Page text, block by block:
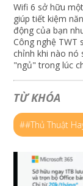
Wifi 6 sở hữu
giúp tiết kiệm
động của bạn
Công nghệ TWT
chỉnh khi nào nó
"ngủ" trong lúc
TỪ KHÓA
##Thủ Thuật